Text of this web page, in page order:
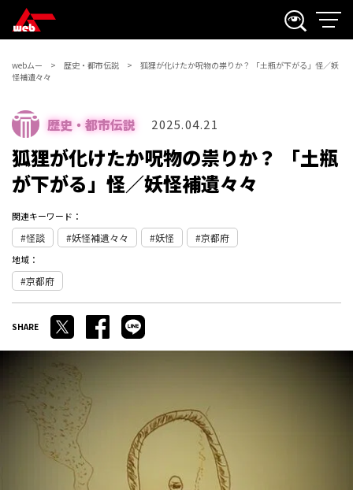
webムー 歴史・都市伝説
狐狸が化けたか呪物の祟りか？ 「土瓶が下がる」怪／妖
怪補遺々々
歴史・都市伝説 2025.04.21
狐狸が化けたか呪物の祟りか？ 「土瓶
が下がる」怪／妖怪補遺々々
関連キーワード：
怪談 妖怪補遺々々 妖怪 京都府
地域：
京都府